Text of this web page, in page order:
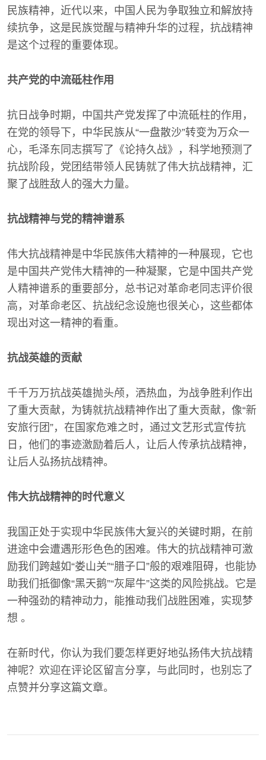
民族精神，近代以来，中国人民为争取独立和解放持
续抗争，这是民族觉醒与精神升华的过程，抗战精神
是这个过程的重要体现。
共产党的中流砥柱作用
抗日战争时期，中国共产党发挥了中流砥柱的作用，
在党的领导下，中华民族从“一盘散沙”转变为万众一
心，毛泽东同志撰写了《论持久战》，科学地预测了
抗战阶段，党团结带领人民铸就了伟大抗战精神，汇
聚了战胜敌人的强大力量。
抗战精神与党的精神谱系
伟大抗战精神是中华民族伟大精神的一种展现，它也
是中国共产党伟大精神的一种凝聚，它是中国共产党
人精神谱系的重要部分，总书记对革命老同志评价很
高，对革命老区、抗战纪念设施也很关心，这些都体
现出对这一精神的看重。
抗战英雄的贡献
千千万万抗战英雄抛头颅，洒热血，为战争胜利作出
了重大贡献，为铸就抗战精神作出了重大贡献，像“新
安旅行团”，在国家危难之时，通过文艺形式宣传抗
日，他们的事迹激励着后人，让后人传承抗战精神，
让后人弘扬抗战精神。
伟大抗战精神的时代意义
我国正处于实现中华民族伟大复兴的关键时期，在前
进途中会遭遇形形色色的困难。伟大的抗战精神可激
励我们跨越如“娄山关”“腊子口”般的艰难阻碍，也能协
助我们抵御像“黑天鹅”“灰犀牛”这类的风险挑战。它是
一种强劲的精神动力，能推动我们战胜困难，实现梦
想 。
在新时代，你认为我们要怎样更好地弘扬伟大抗战精
神呢？欢迎在评论区留言分享，与此同时，也别忘了
点赞并分享这篇文章。